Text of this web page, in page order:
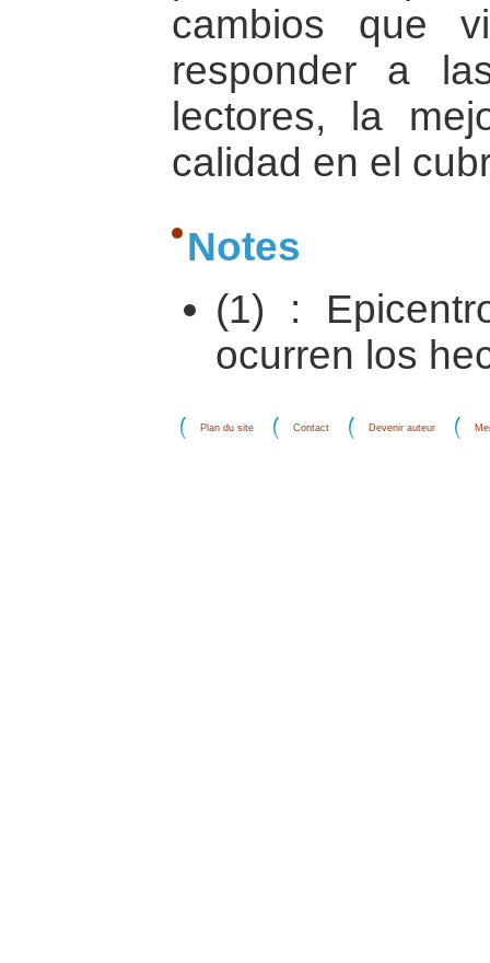
cambios que
responder a
lectores, la
calidad en el
Notes
(1) :
ocurren los
Plan du site Contact Devenir auteur